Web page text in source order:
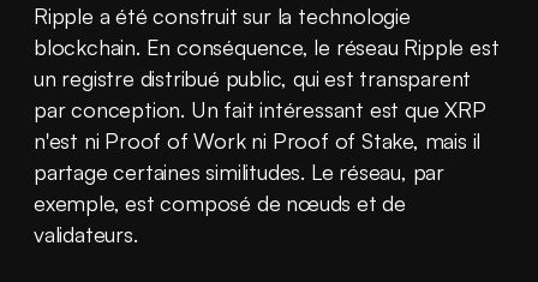
Ripple a été construit sur la technologie
blockchain. En conséquence, le réseau Ripple est
un registre distribué public, qui est transparent
par conception. Un fait intéressant est que XRP
n'est ni Proof of Work ni Proof of Stake, mais il
partage certaines similitudes. Le réseau, par
exemple, est composé de nœuds et de
validateurs.